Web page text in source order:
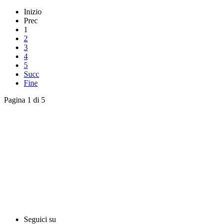
Inizio
Prec
1
2
3
4
5
Succ
Fine
Pagina 1 di 5
Seguici su